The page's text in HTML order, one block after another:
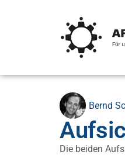
Bernd
Die beiden